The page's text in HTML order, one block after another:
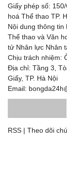
Giấy phép số:
hoá Thể thao TP.
Nội dung thông
Thể thao và Văn
tử Nhân lực Nhân
Chịu trách nhiệm:
Địa chỉ: Tầng 3,
Giấy, TP. Hà Nội
Email:
RSS | Theo dõi